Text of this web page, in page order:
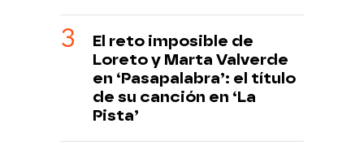
El reto imposible de
Loreto y Marta Valverde
en ‘Pasapalabra’: el título
de su canción en ‘La
Pista’